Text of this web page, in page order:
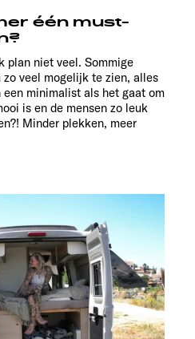
één must-
plan niet veel. Sommige
zo veel mogelijk te zien, alles
minimalist als het gaat om
is en de mensen zo leuk
Minder plekken, meer